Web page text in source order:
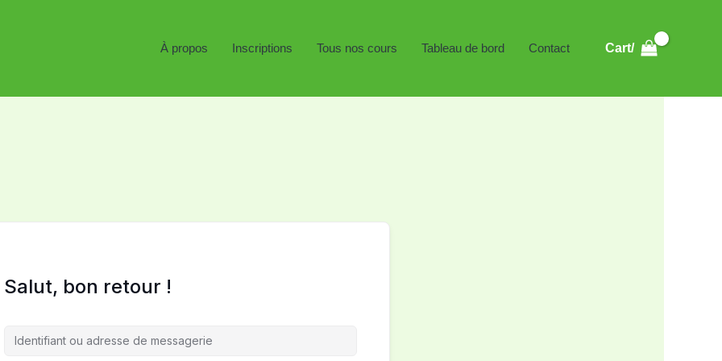
À propos Inscriptions Tous nos cours Tableau de bord Contact Cart/
Salut, bon retour !